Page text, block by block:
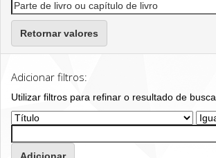
Retornar valores
Adicionar filtros:
Utilizar filtros para refinar o resultado de busca.